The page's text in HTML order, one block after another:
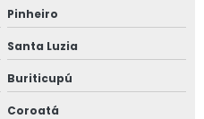
Pinheiro
Santa Luzia
Buriticupú
Coroatá